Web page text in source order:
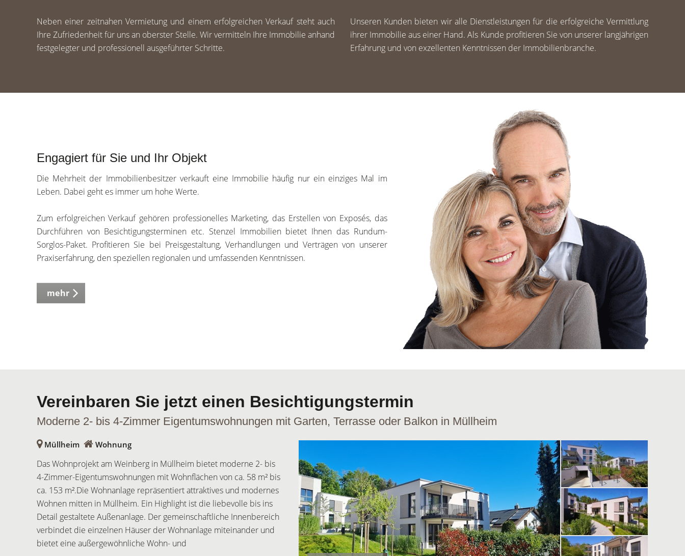
Neben einer zeitnahen Vermietung und einem erfolgreichen Verkauf steht auch
Ihre Zufriedenheit für uns an oberster Stelle. Wir vermitteln Ihre Immobilie anhand
festgelegter und professionell ausgeführter Schritte.
Unseren Kunden bieten wir alle Dienstleistungen für die erfolgreiche Vermittlung
ihrer Immobilie aus einer Hand. Als Kunde profitieren Sie von unserer langjährigen
Erfahrung und von exzellenten Kenntnissen der Immobilienbranche.
Engagiert für Sie und Ihr Objekt
Die Mehrheit der Immobilienbesitzer verkauft eine Immobilie häufig nur ein einziges Mal im
Leben. Dabei geht es immer um hohe Werte.
Zum erfolgreichen Verkauf gehören professionelles Marketing, das Erstellen von Exposés, das
Durchführen von Besichtigungsterminen etc. Stenzel Immobilien bietet Ihnen das Rundum-
Sorglos-Paket. Profitieren Sie bei Preisgestaltung, Verhandlungen und Verträgen von unserer
Praxiserfahrung, den speziellen regionalen und umfassenden Kenntnissen.
mehr
Vereinbaren Sie jetzt einen Besichtigungstermin
Moderne 2- bis 4-Zimmer Eigentumswohnungen mit Garten, Terrasse oder Balkon in Müllheim
Müllheim Wohnung
Das Wohnprojekt am Weinberg in Müllheim bietet moderne 2- bis
4-Zimmer-Eigentumswohnungen mit Wohnflächen von ca. 58 m² bis
ca. 153 m².Die Wohnanlage repräsentiert attraktives und modernes
Wohnen mitten in Müllheim. Ein Highlight ist die liebevolle bis ins
Detail gestaltete Außenanlage. Der gemeinschaftliche Innenbereich
verbindet die einzelnen Häuser der Wohnanlage miteinander und
bietet eine außergewöhnliche Wohn- und